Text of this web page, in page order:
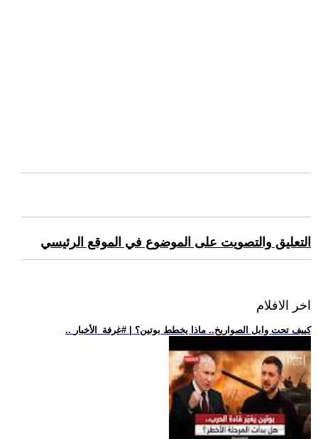
التعليق والتصويت على الموضوع في الموقع الرئيسي
اخر الافلام
.. كييف تحت وابل الصواريخ.. ماذا يخطط بوتين؟ | #غرفة_الأخبار